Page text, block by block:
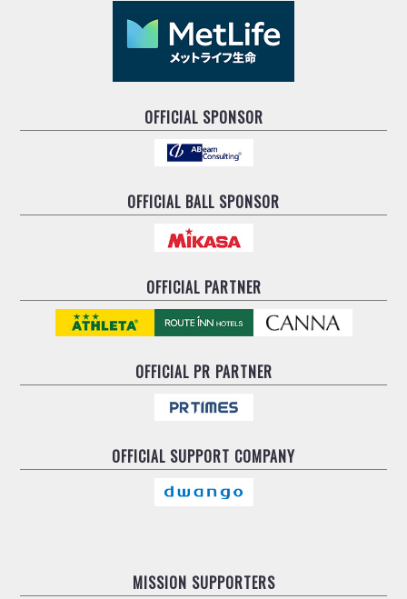
OFFICIAL SPONSOR
OFFICIAL BALL SPONSOR
OFFICIAL PARTNER
OFFICIALPR PARTNER
OFFICIAL SUPPORT COMPANY
MISSION SUPPORTERS